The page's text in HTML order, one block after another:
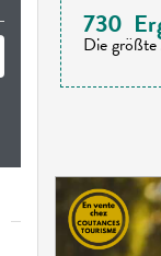
730
Die